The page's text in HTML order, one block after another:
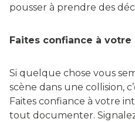
pousser à prendre des
Faites confiance à
Si quelque chose vous
scène dans une collision,
Faites confiance à votre
tout documenter.